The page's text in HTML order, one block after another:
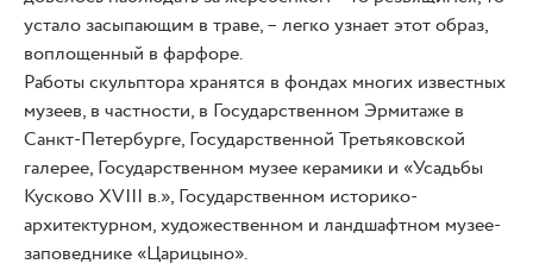
устало засыпающим в траве, – легко узнает этот образ,
воплощенный в фарфоре.
Работы скульптора хранятся в фондах многих известных
музеев, в частности, в Государственном Эрмитаже в
Санкт-Петербурге, Государственной Третьяковской
галерее, Государственном музее керамики и «Усадьбы
Кусково XVIII в.», Государственном историко-
архитектурном, художественном и ландшафтном музее-
заповеднике «Царицыно».